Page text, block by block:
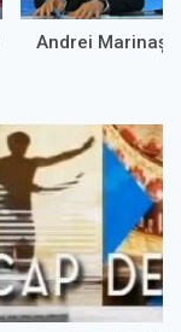
Andrei Marinaș